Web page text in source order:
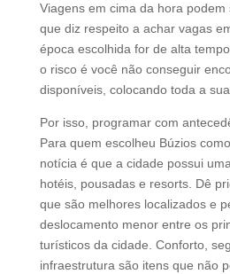
Viagens em cima da hora
que diz respeito a achar vagas
época escolhida for de alta
o risco é você não conseguir
disponíveis, colocando toda a
Por isso, programar com
Para quem escolheu Búzios
notícia é que a cidade possui
hotéis, pousadas e resorts. Dê
que são melhores localizados e
deslocamento menor entre os
turísticos da cidade. Conforto,
infraestrutura são itens que não